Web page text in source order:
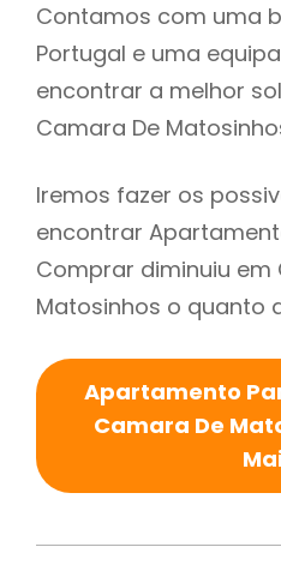
Contamos com uma
Portugal e uma
encontrar a melhor
Camara De
Iremos fazer os
encontrar
Comprar diminuiu em
Matosinhos o quanto
Apartamento
Camara De